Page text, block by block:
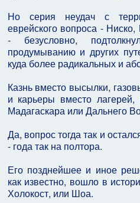
Но серия неудач с
еврейского вопроса -
- безусловно,
продумыванию и других
куда более радикальных и
Казнь вместо высылки,
и карьеры вместо
Мадагаскара или Дальнего
Да, вопрос тогда так и
- года так на полтора.
Его позднейшее и иное
как известно, вошло в
Холокост, или Шоа.